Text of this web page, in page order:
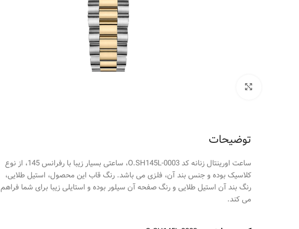
توضیحات
ساعت اورینتال زنانه کد O.SH145L-0003، ساعتی بسیار زیبا با رفرانس 145، از نوع
کلاسیک بوده و جنس بند آن، فلزی می باشد. رنگ قاب این محصول، استیل طلایی،
رنگ بند آن استیل طلایی و رنگ صفحه آن سیلور بوده و استایلی زیبا برای شما فراهم
می کند.